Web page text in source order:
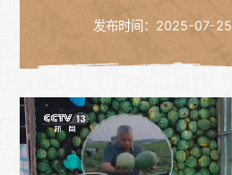
发布时间：2025-07-25